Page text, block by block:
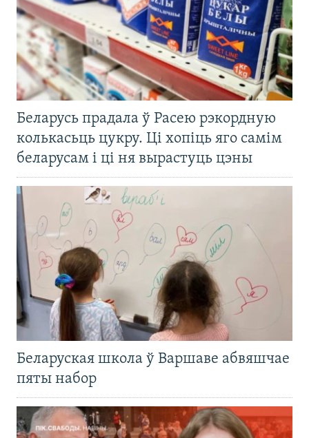
Беларусь прадала ў Расею рэкордную
колькасьць цукру. Ці хопіць яго самім
беларусам і ці ня вырастуць цэны
Беларуская школа ў Варшаве абвяшчае
пяты набор